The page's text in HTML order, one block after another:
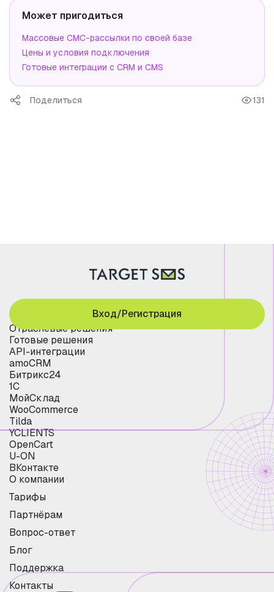
Может пригодиться
Массовые СМС-рассылки по своей базе
Цены и условия подключения
Готовые интеграции с CRM и CMS
Поделиться 131
Отраслевые решения
Готовые решения
API-интеграции
amoCRM
Битрикс24
1С
МойСклад
WooCommerce
Tilda
YCLIENTS
OpenCart
U-ON
ВКонтакте
О компании
Тарифы
Партнёрам
Вопрос-ответ
Блог
Поддержка
Контакты
Вход/Регистрация